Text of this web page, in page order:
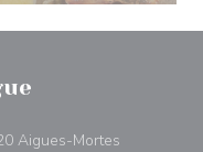
Aigues-Mortes